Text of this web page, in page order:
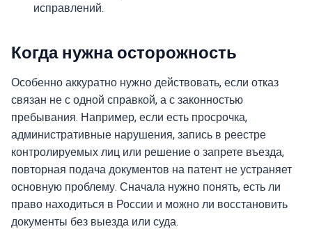
исправлений.
Когда нужна осторожность
Особенно аккуратно нужно действовать, если отказ
связан не с одной справкой, а с законностью
пребывания. Например, если есть просрочка,
административные нарушения, запись в реестре
контролируемых лиц или решение о запрете въезда,
повторная подача документов на патент не устраняет
основную проблему. Сначала нужно понять, есть ли
право находиться в России и можно ли восстановить
документы без выезда или суда.